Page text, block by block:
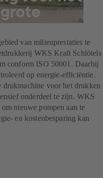
grote
van milieuprestaties te
WKS Kraft Schlötels
conform ISO 50001. Daarbij
op energie-efficiëntie.
voor het drukken
onderdeel te zijn. WKS
nieuwe pompen aan te
en kostenbesparing kan